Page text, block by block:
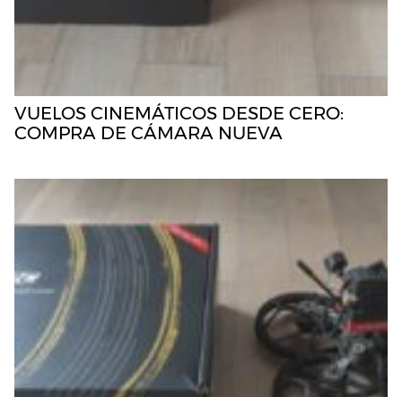
VUELOS CINEMÁTICOS DESDE CERO:
COMPRA DE CÁMARA NUEVA